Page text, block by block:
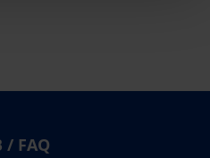
FAQ